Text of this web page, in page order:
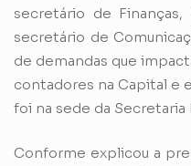
secretário de
secretário de
de demandas que
contadores na Capital e
foi na sede da Secretaria
Conforme explicou a